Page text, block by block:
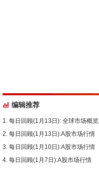
编辑推荐
每日回顾(1月13日): 全球市场概览
每日回顾(1月13日):A股市场行情
每日回顾(1月10日):A股市场行情
每日回顾(1月7日):A股市场行情